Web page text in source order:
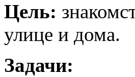
Цель:
улице и дома.
Задачи: